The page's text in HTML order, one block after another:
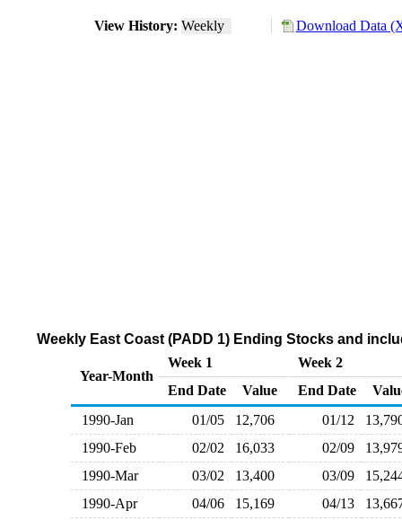
View History: Weekly Download Data
Weekly East Coast (PADD 1) Ending Stocks and
Year-Month
Week 1
Week 2
End Date
Value End Date
1990-Jan
01/05 12,706 01/12
1990-Feb
02/02 16,033 02/09
1990-Mar
03/02 13,400 03/09
1990-Apr
04/06 15,169 04/13